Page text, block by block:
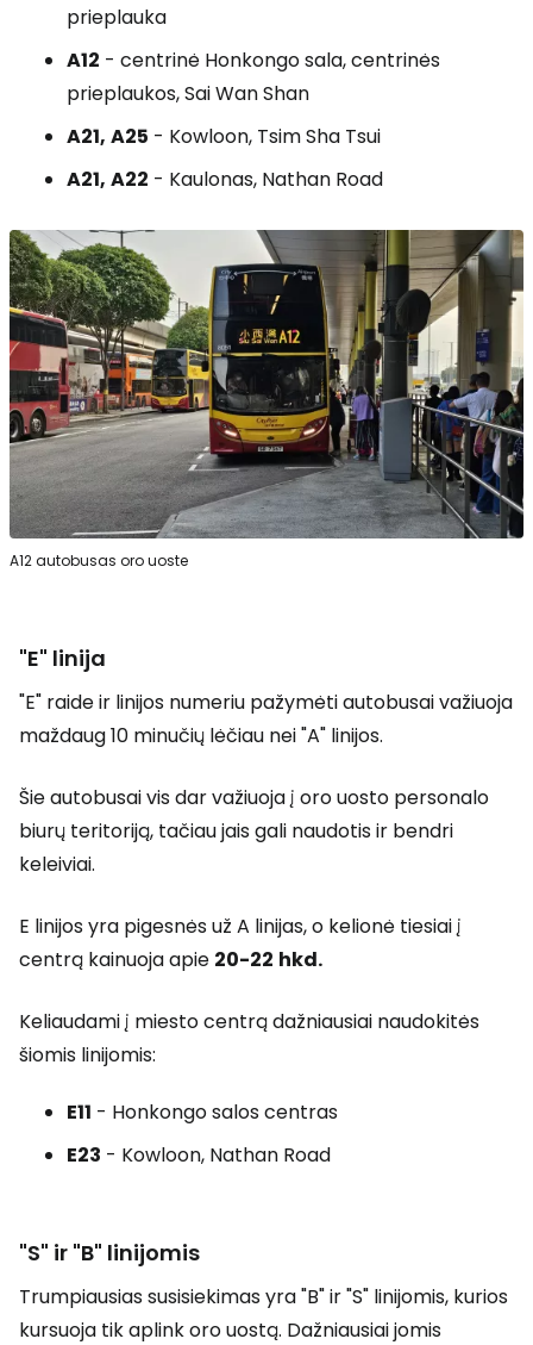
prieplauka
A12 - centrinė Honkongo sala, centrinės
prieplaukos, Sai Wan Shan
A21, A25 - Kowloon, Tsim Sha Tsui
A21, A22 - Kaulonas, Nathan Road
A12 autobusas oro uoste
"E" linija
"E" raide ir linijos numeriu pažymėti autobusai važiuoja
maždaug 10 minučių lėčiau nei "A" linijos.
Šie autobusai vis dar važiuoja į oro uosto personalo
biurų teritoriją, tačiau jais gali naudotis ir bendri
keleiviai.
E linijos yra pigesnės už A linijas, o kelionė tiesiai į
centrą kainuoja apie 20-22 hkd.
Keliaudami į miesto centrą dažniausiai naudokitės
šiomis linijomis:
E11 - Honkongo salos centras
E23 - Kowloon, Nathan Road
"S" ir "B" linijomis
Trumpiausias susisiekimas yra "B" ir "S" linijomis, kurios
kursuoja tik aplink oro uostą. Dažniausiai jomis